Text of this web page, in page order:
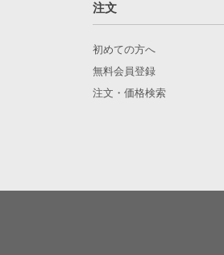
注文
初めての方へ
無料会員登録
注文・価格検索